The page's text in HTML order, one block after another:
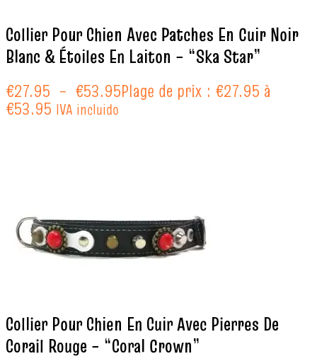
Collier Pour Chien Avec Patches En Cuir Noir
Blanc & Étoiles En Laiton – “Ska Star”
€27.95 – €53.95Plage de prix : €27.95 à
€53.95 IVA incluido
Collier Pour Chien En Cuir Avec Pierres De
Corail Rouge – “Coral Crown”